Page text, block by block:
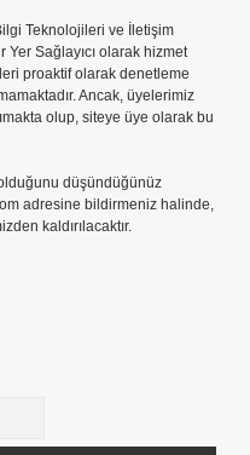
Teknolojileri ve İletişim
Yer Sağlayıcı olarak hizmet
proaktif olarak denetleme
Ancak, üyelerimiz
olup, siteye üye olarak bu
düşündüğünüz
adresine bildirmeniz halinde,
kaldırılacaktır.